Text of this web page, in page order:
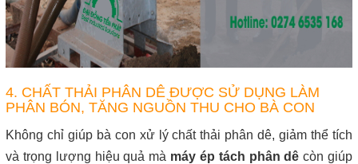
4. CHẤT THẢI PHÂN DÊ ĐƯỢC SỬ DỤNG LÀM
PHÂN BÓN, TĂNG NGUỒN THU CHO BÀ CON
Không chỉ giúp bà con xử lý chất thải phân dê, giảm thể tích
và trọng lượng hiệu quả mà máy ép tách phân dê còn giúp